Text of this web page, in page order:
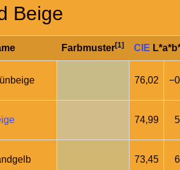
Beige
Farbmuster[1] CIE
76,02
74,99
73,45